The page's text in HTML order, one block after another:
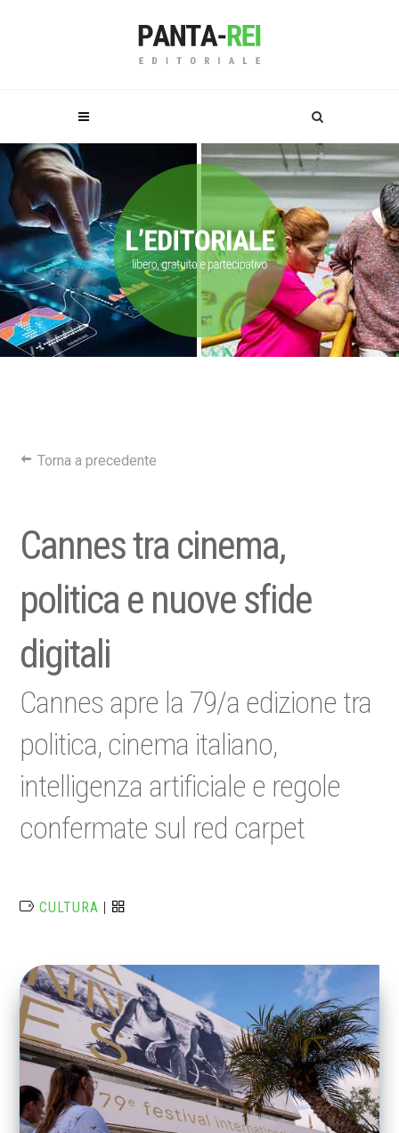
Torna a precedente
Cannes tra cinema,
politica e nuove sfide
digitali
Cannes apre la 79/a edizione tra
politica, cinema italiano,
intelligenza artificiale e regole
confermate sul red carpet
CULTURA |